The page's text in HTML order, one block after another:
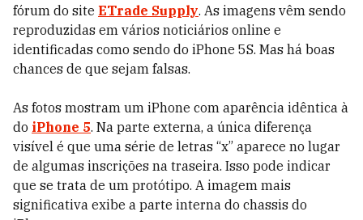
fórum do site ETrade Supply. As imagens vêm sendo
reproduzidas em vários noticiários online e
identificadas como sendo do iPhone 5S. Mas há boas
chances de que sejam falsas.
As fotos mostram um iPhone com aparência idêntica à
do iPhone 5. Na parte externa, a única diferença
visível é que uma série de letras “x” aparece no lugar
de algumas inscrições na traseira. Isso pode indicar
que se trata de um protótipo. A imagem mais
significativa exibe a parte interna do chassis do